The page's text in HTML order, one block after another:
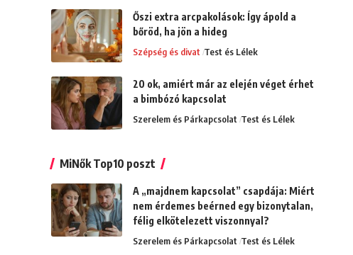
Őszi extra arcpakolások: Így ápold a
bőröd, ha jön a hideg
Szépség és divat Test és Lélek
20 ok, amiért már az elején véget érhet
a bimbózó kapcsolat
Szerelem és Párkapcsolat Test és Lélek
MiNők Top10 poszt
A „majdnem kapcsolat” csapdája: Miért
nem érdemes beérned egy bizonytalan,
félig elkötelezett viszonnyal?
Szerelem és Párkapcsolat Test és Lélek